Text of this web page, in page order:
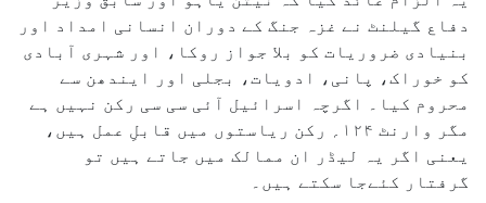
دفاع گیلنٹ نے غزہ جنگ کے دوران انسانی امداد اور
بنیادی ضروریات کو بلا جواز روکا، اور شہری آبادی
کو خوراک، پانی، ادویات، بجلی اور ایندھن سے
محروم کیا۔ اگرچہ اسرائیل آئی سی سی رکن نہیں ہے
مگر وارنٹ ۱۲۴؍ رکن ریاستوں میں قابلِ عمل ہیں،
یعنی اگر یہ لیڈر ان ممالک میں جاتے ہیں تو
گرفتار کئےجا سکتے ہیں۔